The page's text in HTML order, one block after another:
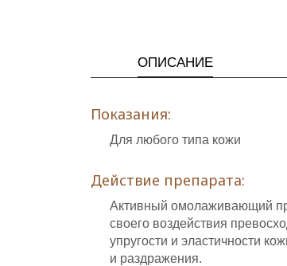
ОПИСАНИЕ
Показания:
Для любого типа кожи
Действие препарата:
Активный омолаживающий
своего воздействия
упругости и эластичности
и раздражения.